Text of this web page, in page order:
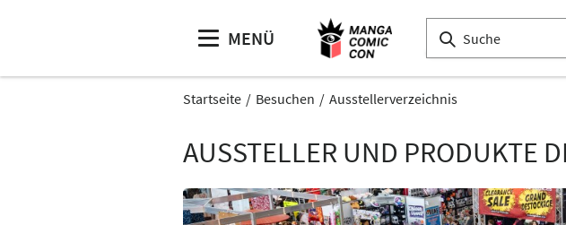
MENÜ
Startseite Besuchen Ausstellerverzeichnis
AUSSTELLER UND PRODUKTE